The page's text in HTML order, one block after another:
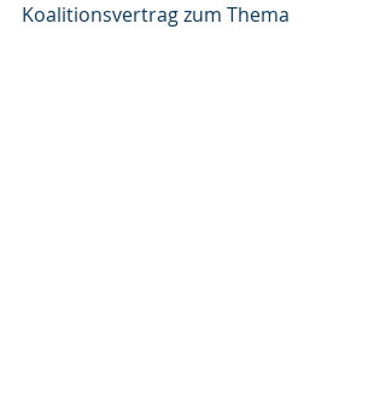
Koalitionsvertrag zum Thema